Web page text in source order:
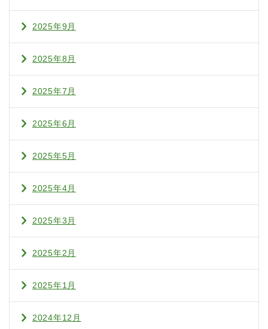
2025年9月
2025年8月
2025年7月
2025年6月
2025年5月
2025年4月
2025年3月
2025年2月
2025年1月
2024年12月